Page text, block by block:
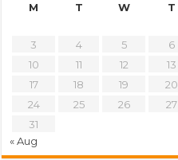
M
T W T
3
4 5 6
10
11 12 13
17
18 19 20
24
25 26 27
31
« Aug